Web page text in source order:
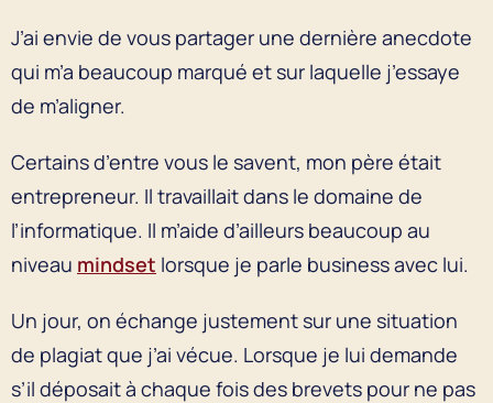
J’ai envie de vous partager une dernière anecdote
qui m’a beaucoup marqué et sur laquelle j’essaye
de m’aligner.
Certains d’entre vous le savent, mon père était
entrepreneur. Il travaillait dans le domaine de
l’informatique. Il m’aide d’ailleurs beaucoup au
niveau mindset lorsque je parle business avec lui.
Un jour, on échange justement sur une situation
de plagiat que j’ai vécue. Lorsque je lui demande
s’il déposait à chaque fois des brevets pour ne pas